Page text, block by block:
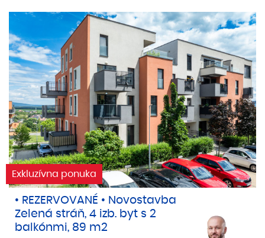
Exkluzívna ponuka
• REZERVOVANÉ • Novostavba
Zelená stráň, 4 izb. byt s 2
balkónmi, 89 m2